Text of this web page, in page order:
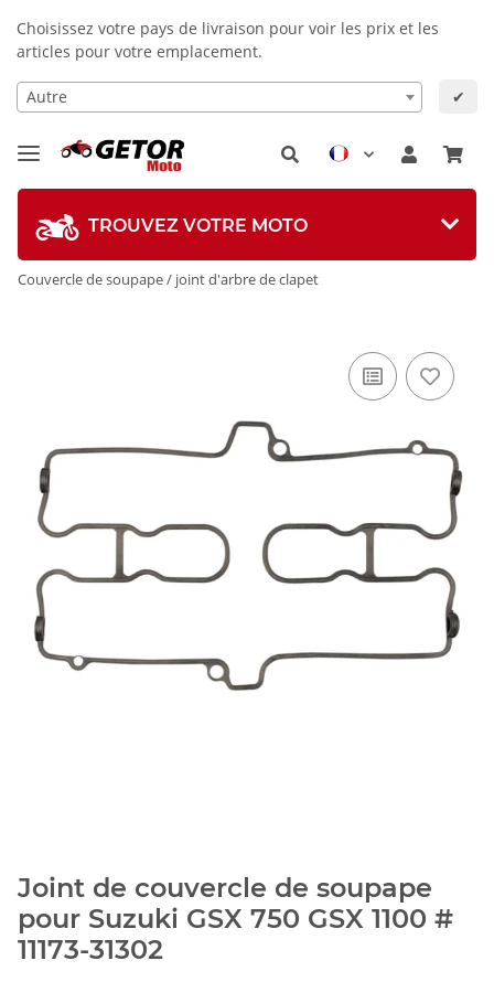
Choisissez votre pays de livraison pour voir les prix et les
articles pour votre emplacement.
Autre ✔
TROUVEZ VOTRE MOTO
Couvercle de soupape / joint d'arbre de clapet
Joint de couvercle de soupape
pour Suzuki GSX 750 GSX 1100 #
11173-31302